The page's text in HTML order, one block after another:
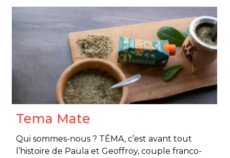
Tema Mate
Qui sommes-nous ? TÉMA, c’est avant tout
l’histoire de Paula et Geoffroy, couple franco-